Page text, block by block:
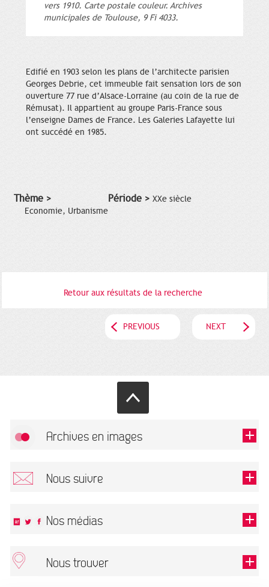
vers 1910. Carte postale couleur. Archives
municipales de Toulouse, 9 Fi 4033.
Edifié en 1903 selon les plans de l’architecte parisien
Georges Debrie, cet immeuble fait sensation lors de son
ouverture 77 rue d’Alsace-Lorraine (au coin de la rue de
Rémusat). Il appartient au groupe Paris-France sous
l’enseigne Dames de France. Les Galeries Lafayette lui
ont succédé en 1985.
Thème >
Economie, Urbanisme
Période > XXe siècle
Retour aux résultats de la recherche
PREVIOUS NEXT
Archives en images
Nous suivre
This field is required.
Nos médias
Nous trouver